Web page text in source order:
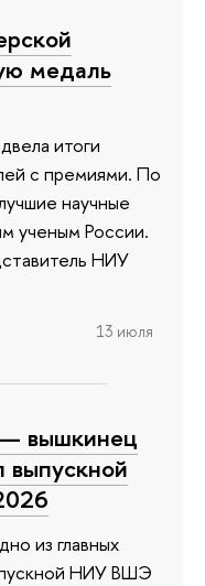
медаль
итоги
с премиями. По
научные
ученым России.
НИУ
13 июля
вышкинец
выпускной
из главных
НИУ ВШЭ